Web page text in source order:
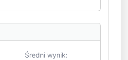
Średni wynik: